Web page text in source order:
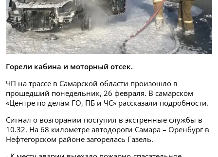
Горели кабина и моторный отсек.
ЧП на трассе в Самарской области произошло в
прошедший понедельник, 26 февраля. В самарском
«Центре по делам ГО, ПБ и ЧС» рассказали подробности.
Сигнал о возгорании поступил в экстренные службы в
10.32. На 68 километре автодороги Самара – Оренбург в
Нефтегорском районе загорелась Газель.